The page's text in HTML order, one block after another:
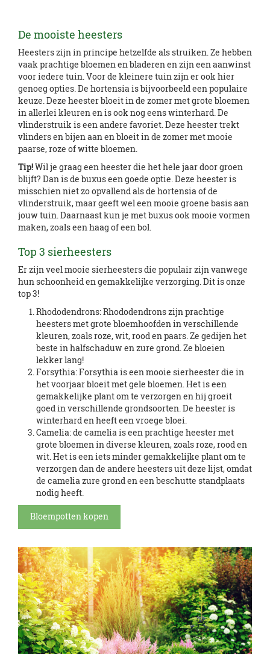
De mooiste heesters
Heesters zijn in principe hetzelfde als struiken. Ze hebben
vaak prachtige bloemen en bladeren en zijn een aanwinst
voor iedere tuin. Voor de kleinere tuin zijn er ook hier
genoeg opties. De hortensia is bijvoorbeeld een populaire
keuze. Deze heester bloeit in de zomer met grote bloemen
in allerlei kleuren en is ook nog eens winterhard. De
vlinderstruik is een andere favoriet. Deze heester trekt
vlinders en bijen aan en bloeit in de zomer met mooie
paarse, roze of witte bloemen.
Tip!Wil je graag een heester die het hele jaar door groen
blijft? Dan is de buxus een goede optie. Deze heester is
misschien niet zo opvallend als de hortensia of de
vlinderstruik, maar geeft wel een mooie groene basis aan
jouw tuin. Daarnaast kun je met buxus ook mooie vormen
maken, zoals een haag of een bol.
Top 3 sierheesters
Er zijn veel mooie sierheesters die populair zijn vanwege
hun schoonheid en gemakkelijke verzorging. Dit is onze
top 3!
Rhododendrons: Rhododendrons zijn prachtige
heesters met grote bloemhoofden in verschillende
kleuren, zoals roze, wit, rood en paars. Ze gedijen het
beste in halfschaduw en zure grond. Ze bloeien
lekker lang!
Forsythia: Forsythia is een mooie sierheester die in
het voorjaar bloeit met gele bloemen. Het is een
gemakkelijke plant om te verzorgen en hij groeit
goed in verschillende grondsoorten. De heester is
winterhard en heeft een vroege bloei.
Camelia: de camelia is een prachtige heester met
grote bloemen in diverse kleuren, zoals roze, rood en
wit. Het is een iets minder gemakkelijke plant om te
verzorgen dan de andere heesters uit deze lijst, omdat
de camelia zure grond en een beschutte standplaats
nodig heeft.
Bloempotten kopen